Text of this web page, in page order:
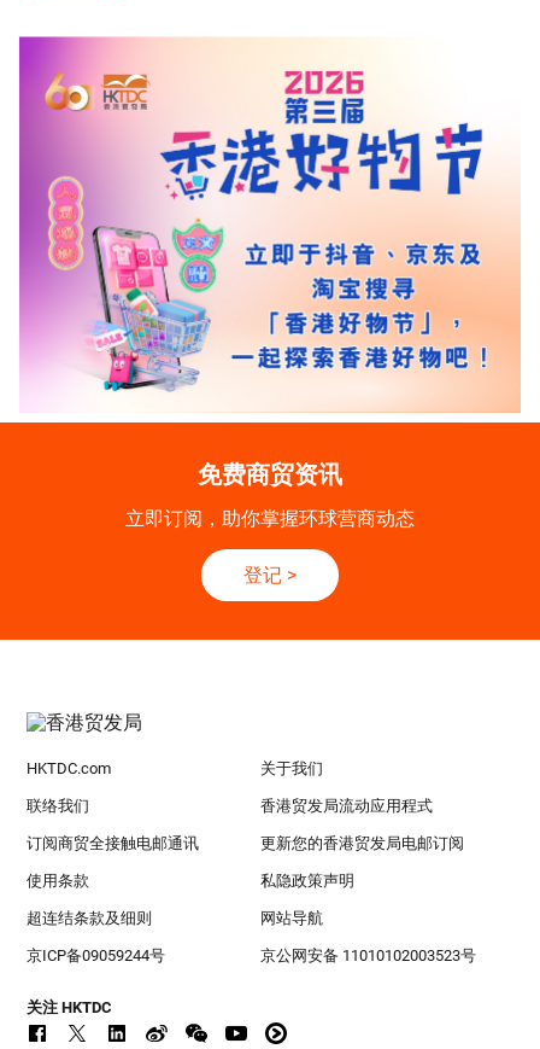
免费商贸资讯
立即订阅，助你掌握环球营商动态
登记 >
HKTDC.com 关于我们
联络我们 香港贸发局流动应用程式
订阅商贸全接触电邮通讯 更新您的香港贸发局电邮订阅
使用条款 私隐政策声明
超连结条款及细则 网站导航
京ICP备09059244号 京公网安备 11010102003523号
关注 HKTDC